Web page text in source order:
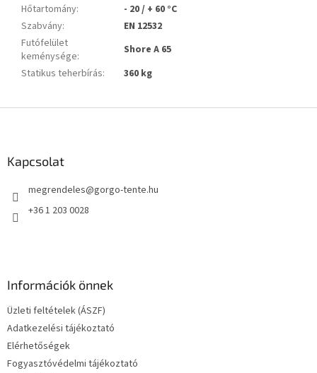
Hőtartomány:
- 20 / + 60 °C
Szabvány:
EN 12532
Futófelület
keménysége:
Shore A 65
Statikus teherbírás: 360 kg
Kapcsolat
megrendeles@gorgo-tente.hu
+36 1 203 0028
Információk önnek
Üzleti feltételek (ÁSZF)
Adatkezelési tájékoztató
Elérhetőségek
Fogyasztóvédelmi tájékoztató